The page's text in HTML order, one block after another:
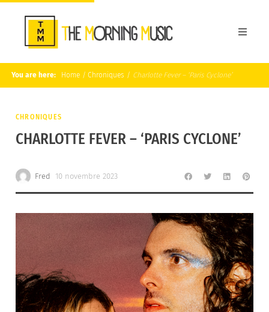
You are here: Home / Chroniques / Charlotte Fever – ‘Paris Cyclone’
CHRONIQUES
CHARLOTTE FEVER – ‘PARIS CYCLONE’
Fred 10 novembre 2023